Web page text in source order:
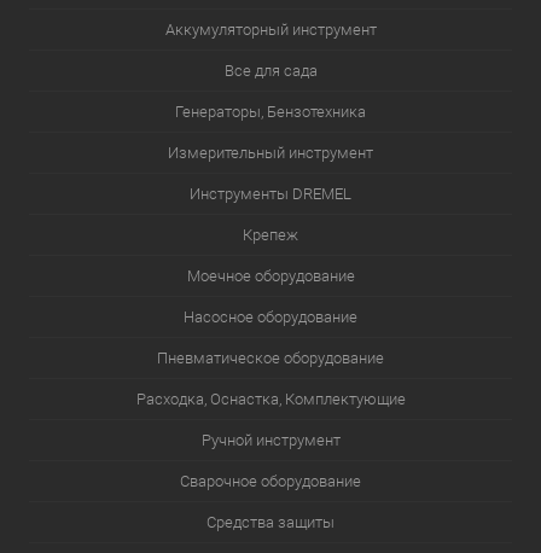
Аккумуляторный инструмент
Все для сада
Генераторы, Бензотехника
Измерительный инструмент
Инструменты DREMEL
Крепеж
Моечное оборудование
Насосное оборудование
Пневматическое оборудование
Расходка, Оснастка, Комплектующие
Ручной инструмент
Сварочное оборудование
Средства защиты